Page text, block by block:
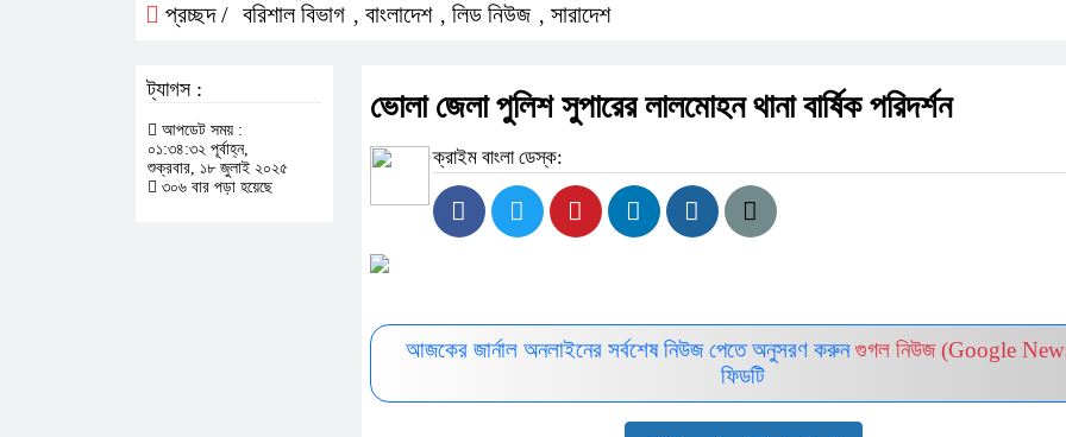
প্রচ্ছদ / বরিশাল বিভাগ , বাংলাদেশ , লিড নিউজ , সারাদেশ
ভোলা জেলা পুলিশ সুপারের লালমোহন থানা বার্ষিক পরিদর্শন
ক্রাইম বাংলা ডেস্ক:
আজকের জার্নাল অনলাইনের সর্বশেষ নিউজ পেতে অনুসরণ করুনগুগল নিউজ (Google
ফিডটি
ট্যাগস :
আপডেট সময় :
০১:৩৪:৩২ পূর্বাহ্ন,
শুক্রবার, ১৮ জুলাই ২০২৫
৩০৬ বার পড়া হয়েছে